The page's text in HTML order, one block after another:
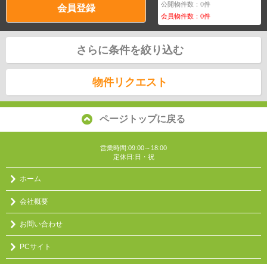
会員登録 公開物件数：0件
会員物件数：0件
さらに条件を絞り込む
物件リクエスト
ページトップに戻る
営業時間:09:00～18:00
定休日:日・祝
ホーム
会社概要
お問い合わせ
PCサイト